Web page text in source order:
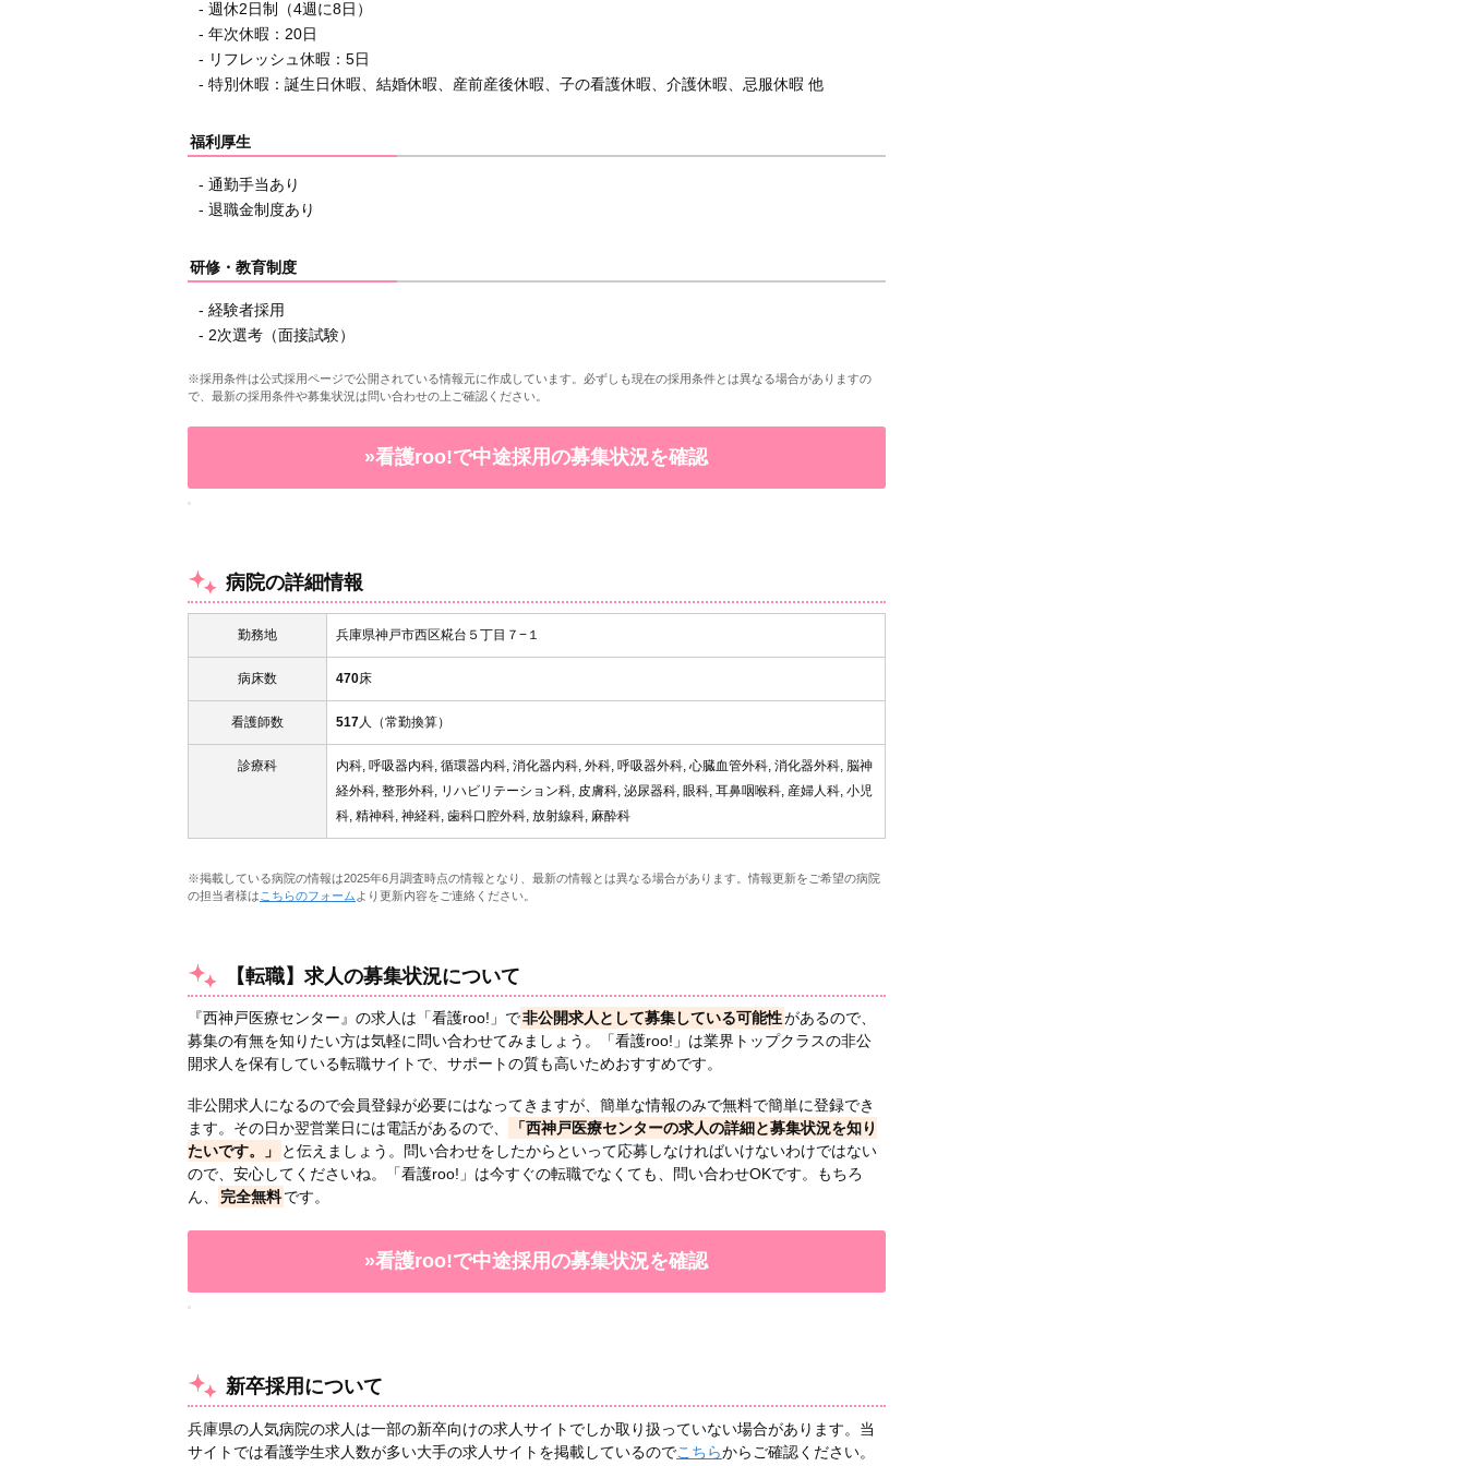
- 週休2日制（4週に8日）
- 年次休暇：20日
- リフレッシュ休暇：5日
- 特別休暇：誕生日休暇、結婚休暇、産前産後休暇、子の看護休暇、介護休暇、忌服休暇 他
福利厚生
- 通勤手当あり
- 退職金制度あり
研修・教育制度
- 経験者採用
- 2次選考（面接試験）
※採用条件は公式採用ページで公開されている情報元に作成しています。必ずしも現在の採用条件とは異なる場合がありますの
で、最新の採用条件や募集状況は問い合わせの上ご確認ください。
»看護roo!で中途採用の募集状況を確認
病院の詳細情報
勤務地 兵庫県神戸市西区糀台５丁目７−１
病床数 470床
看護師数 517人（常勤換算）
診療科
内科, 呼吸器内科, 循環器内科, 消化器内科, 外科, 呼吸器外科, 心臓血管外科, 消化器外科, 脳神
経外科, 整形外科, リハビリテーション科, 皮膚科, 泌尿器科, 眼科, 耳鼻咽喉科, 産婦人科, 小児
科, 精神科, 神経科, 歯科口腔外科, 放射線科, 麻酔科
※掲載している病院の情報は2025年6月調査時点の情報となり、最新の情報とは異なる場合があります。情報更新をご希望の病院
の担当者様は こちらのフォーム より更新内容をご連絡ください。
【転職】求人の募集状況について
『西神戸医療センター』の求人は「看護roo!」で非公開求人として募集している可能性があるので、
募集の有無を知りたい方は気軽に問い合わせてみましょう。「看護roo!」は業界トップクラスの非公
開求人を保有している転職サイトで、サポートの質も高いためおすすめです。
非公開求人になるので会員登録が必要にはなってきますが、簡単な情報のみで無料で簡単に登録でき
ます。その日か翌営業日には電話があるので、
「西神戸医療センターの求人の詳細と募集状況を知り
たいです。」
と伝えましょう。問い合わせをしたからといって応募しなければいけないわけではない
ので、安心してくださいね。「看護roo!」は今すぐの転職でなくても、問い合わせOKです。もちろ
ん、
完全無料です。
»看護roo!で中途採用の募集状況を確認
新卒採用について
兵庫県の人気病院の求人は一部の新卒向けの求人サイトでしか取り扱っていない場合があります。当
サイトでは看護学生求人数が多い大手の求人サイトを掲載しているのでこちらからご確認ください。